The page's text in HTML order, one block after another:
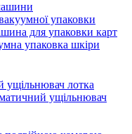
упаковки
для упаковки карт
упаковка шкіри
ущільнювач лотка
ущільнювач